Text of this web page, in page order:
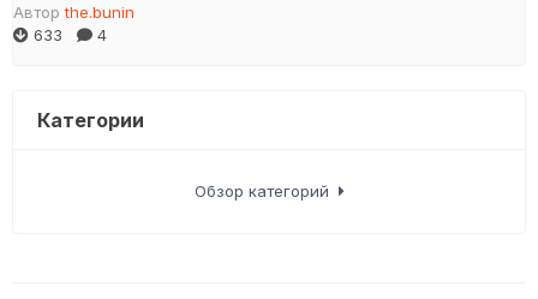
Авторthe.bunin
633
4
Категории
Обзор категорий